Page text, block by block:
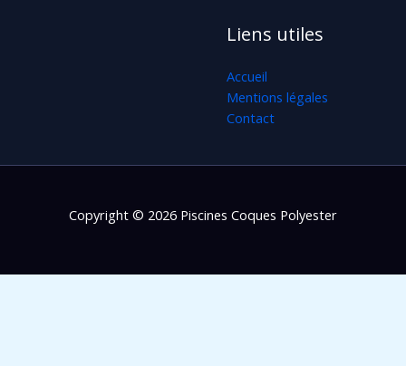
Liens utiles
Accueil
Mentions légales
Contact
Copyright © 2026 Piscines Coques Polyester